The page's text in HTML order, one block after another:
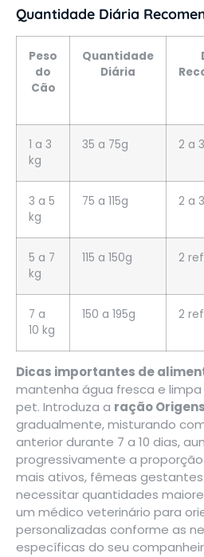
Quantidade Diária
Peso
do
Cão
Quantidade
Diária
1 a 3
kg
35 a 75g 2 a
3 a 5
kg
75 a 115g 2 a
5 a 7
kg
115 a 150g 2
7 a
10 kg
150 a 195g 2
Dicas importantes de
mantenha água fresca e
pet. Introduza a ração
gradualmente, misturando
anterior durante 7 a 10 dias,
progressivamente a
mais ativos, fêmeas
necessitar quantidades
um médico veterinário para
personalizadas conforme as
específicas do seu